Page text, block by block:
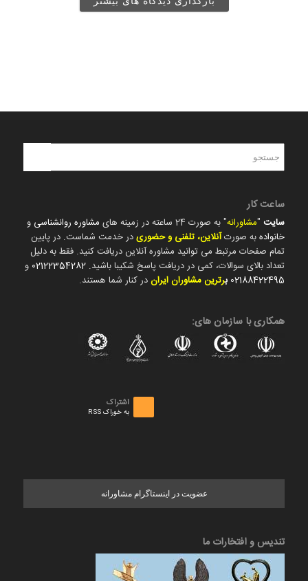
ساعت کار
سایت"مشاورانه" به صورت 24 ساعته در زمینه های مشاوره روانشناسی و
خانوادهبه صورتآنلاین، تلفنی و حضوریدر خدمت شماست. در پایین
تمام صفحات مرتبط می توانید مشاوره آنلاین دریافت کنید. فقط به دلیل
تعداد بالای سوالات، کمی در دریافت پاسخ شکیبا باشید. 02122354282 و
02188422495 برترین مشاوران ایراندر کنار شما هستند.
همکاری با سازمان های:
اشتراک
به خوراک RSS
عضویت در اینستاگرام مشاورانه
تندیس و افتخارات ما